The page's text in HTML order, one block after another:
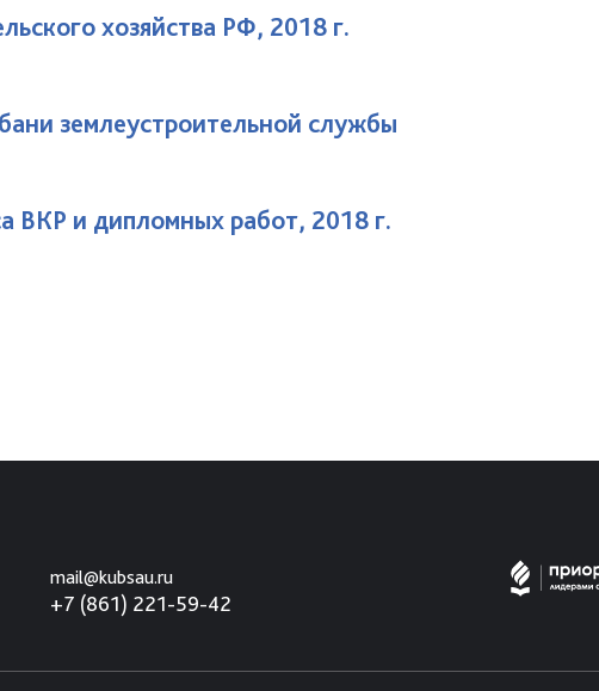
хозяйства РФ, 2018 г.
землеустроительной службы
ВКР и дипломных работ, 2018 г.
mail@kubsau.ru
+7 (861) 221-59-42